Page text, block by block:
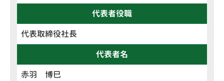
代表者役職
代表取締役社長
代表者名
赤羽 博巳